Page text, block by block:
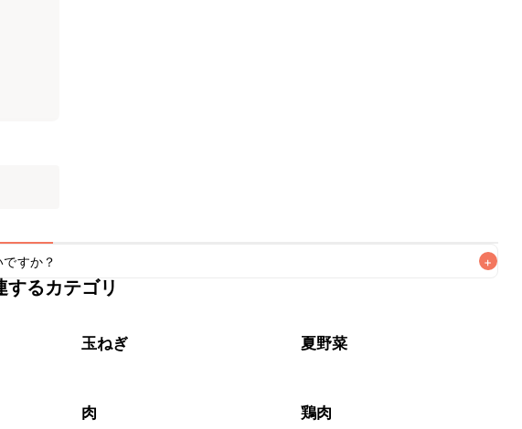
すか？ +
日中が目安です。なるべくお早めにお召し上がりください。
するカテゴリ
玉ねぎ 夏野菜
肉 鶏肉